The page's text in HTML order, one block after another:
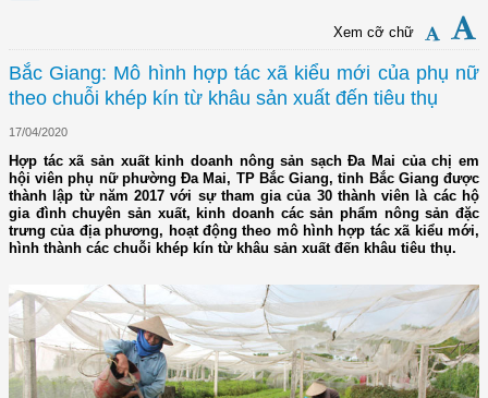
Xem cỡ chữ
Bắc Giang: Mô hình hợp tác xã kiểu mới của phụ nữ
theo chuỗi khép kín từ khâu sản xuất đến tiêu thụ
17/04/2020
Hợp tác xã sản xuất kinh doanh nông sản sạch Đa Mai của chị em
hội viên phụ nữ phường Đa Mai, TP Bắc Giang, tỉnh Bắc Giang được
thành lập từ năm 2017 với sự tham gia của 30 thành viên là các hộ
gia đình chuyên sản xuất, kinh doanh các sản phẩm nông sản đặc
trưng của địa phương, hoạt động theo mô hình hợp tác xã kiểu mới,
hình thành các chuỗi khép kín từ khâu sản xuất đến khâu tiêu thụ.